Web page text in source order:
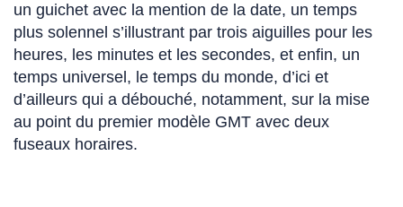
un guichet avec la mention de la date, un temps
plus solennel s’illustrant par trois aiguilles pour les
heures, les minutes et les secondes, et enfin, un
temps universel, le temps du monde, d’ici et
d’ailleurs qui a débouché, notamment, sur la mise
au point du premier modèle GMT avec deux
fuseaux horaires.